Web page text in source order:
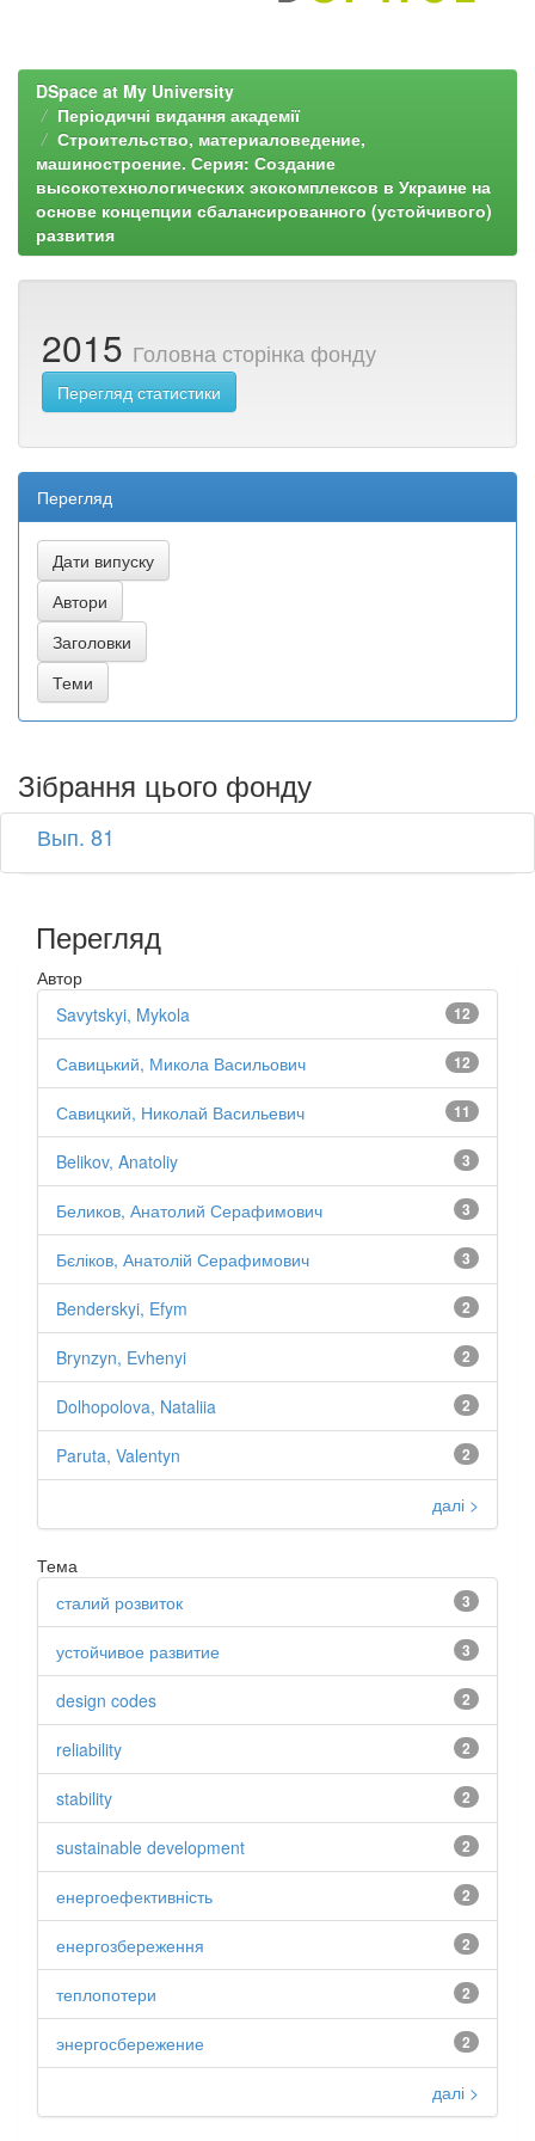
DSpace at My University
Періодичні видання академії
Строительство, материаловедение,
машиностроение. Серия: Создание
высокотехнологических экокомплексов в Украине на
основе концепции сбалансированного (устойчивого)
развития
2015 Головна сторінка фонду
Перегляд статистики
Перегляд
Зібрання цього фонду
Вып. 81
Перегляд
Автор
12
Savytskyi, Mykola
12
Савицький, Микола Васильович
11
Савицкий, Николай Васильевич
3
Belikov, Anatoliy
3
Беликов, Анатолий Серафимович
3
Бєліков, Анатолій Серафимович
2
Benderskyi, Efym
2
Brynzyn, Evhenyi
2
Dolhopolova, Nataliia
2
Paruta, Valentyn
далі >
Тема
3
сталий розвиток
3
устойчивое развитие
2
design codes
2
reliability
2
stability
2
sustainable development
2
енергоефективність
2
енергозбереження
2
теплопотери
2
энергосбережение
далі >